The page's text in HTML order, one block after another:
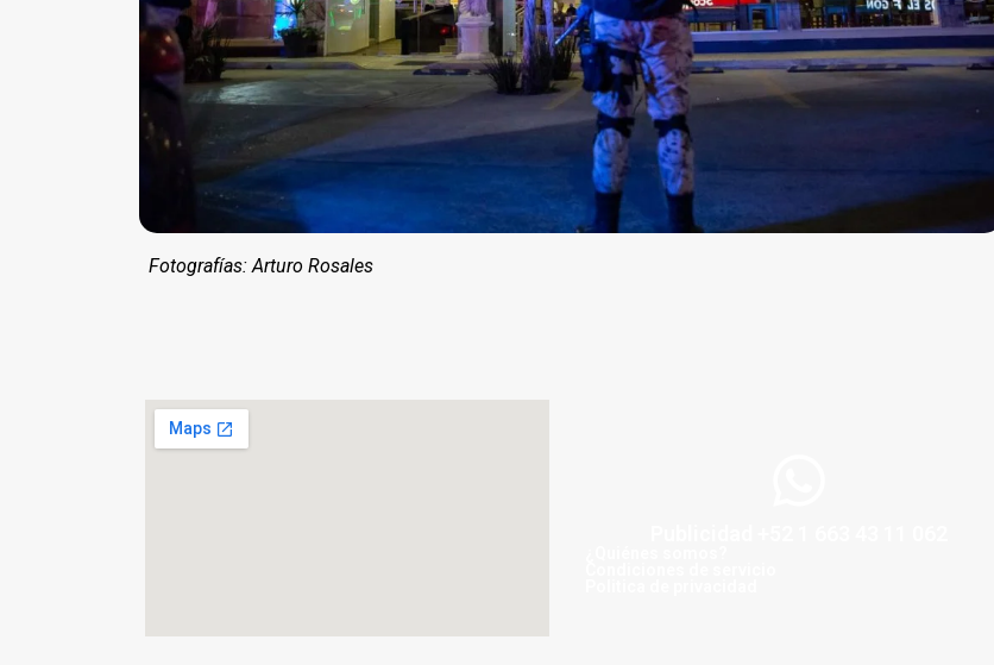
Fotografías: Arturo Rosales